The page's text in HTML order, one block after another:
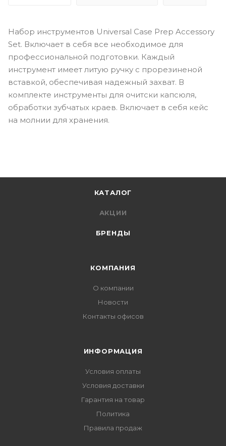
Набор инструментов Universal Case Prep Accessory
Set. Включает в себя все необходимое для
профессиональной подготовки. Каждый
инструмент имеет литую ручку с прорезиненой
вставкой, обеспечивая надежный захват. В
комплекте инструменты для очитски капсюля,
обработки зубчатых краев. Включает в себя кейс
на молнии для хранения.
КАТАЛОГ
АКЦИИ
БРЕНДЫ
КОМПАНИЯ
О компании
Новости
Контакты офисов
ИНФОРМАЦИЯ
Условия оплаты
Условия доставки
Гарантия на товар
Политика
Правила продаж